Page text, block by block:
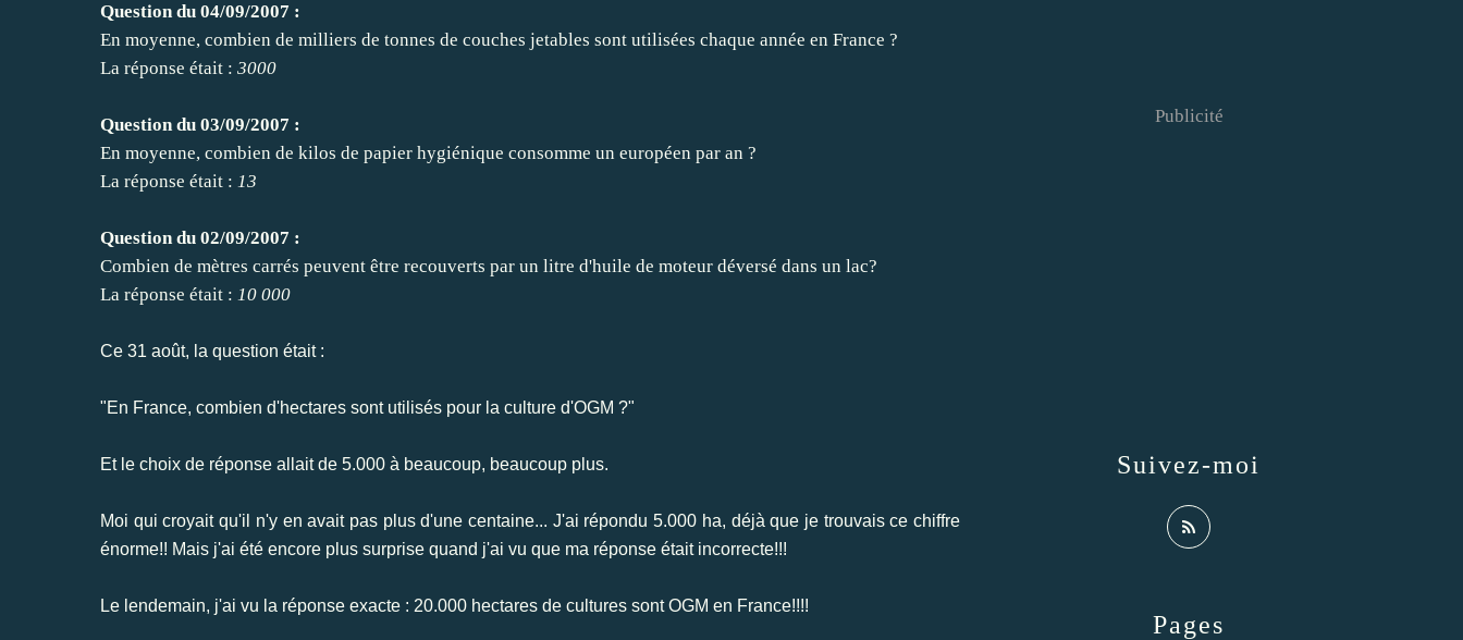
Question du 04/09/2007 :
En moyenne, combien de milliers de tonnes de couches jetables sont utilisées chaque année en France ?
La réponse était : 3000
Question du 03/09/2007 :
En moyenne, combien de kilos de papier hygiénique consomme un européen par an ?
La réponse était : 13
Question du 02/09/2007 :
Combien de mètres carrés peuvent être recouverts par un litre d'huile de moteur déversé dans un lac?
La réponse était : 10 000
Ce 31 août, la question était :
"En France, combien d'hectares sont utilisés pour la culture d'OGM ?"
Et le choix de réponse allait de 5.000 à beaucoup, beaucoup plus.
Moi qui croyait qu'il n'y en avait pas plus d'une centaine... J'ai répondu 5.000 ha, déjà que je trouvais ce chiffre
énorme!! Mais j'ai été encore plus surprise quand j'ai vu que ma réponse était incorrecte!!!
Le lendemain, j'ai vu la réponse exacte : 20.000 hectares de cultures sont OGM en France!!!!
Pages
Suivez-moi
Publicité